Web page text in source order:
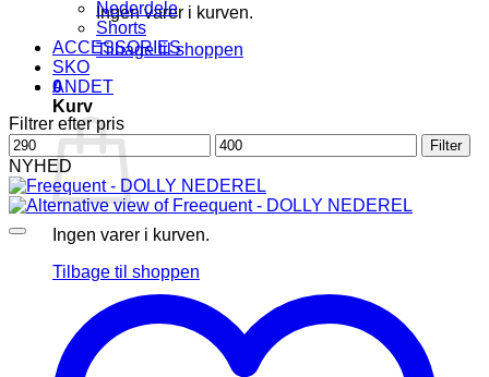
Ingen varer i kurven.
Tilbage til shoppen
0
Kurv
Ingen varer i kurven.
Tilbage til shoppen
Nederdele
Shorts
ACCESSORIES
SKO
ANDET
Filtrer efter pris
Mindste
pris
Højeste
pris
Filter
NYHED